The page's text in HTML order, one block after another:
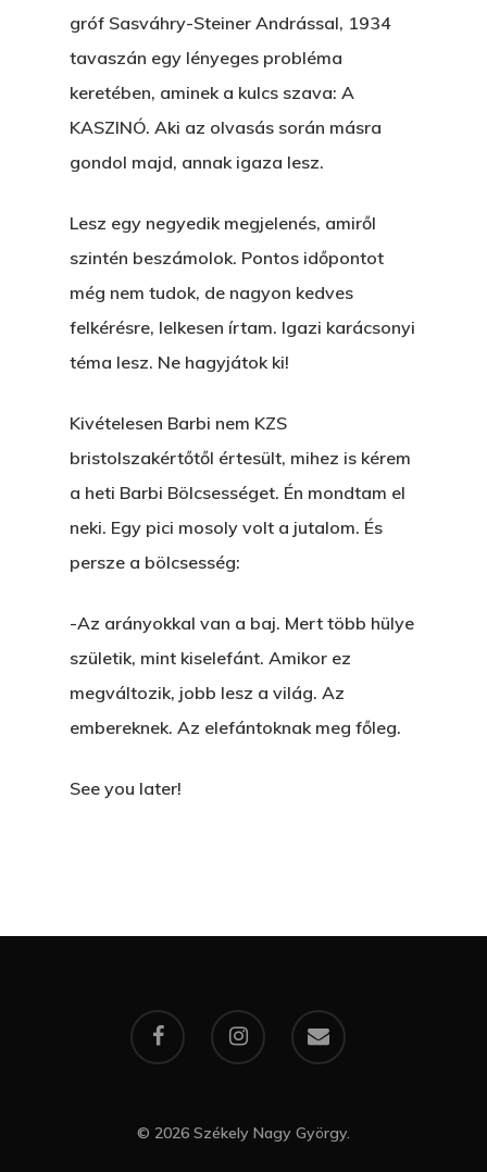
gróf Sasváhry-Steiner Andrással, 1934
tavaszán egy lényeges probléma
keretében, aminek a kulcs szava: A
KASZINÓ. Aki az olvasás során másra
gondol majd, annak igaza lesz.
Lesz egy negyedik megjelenés, amiről
szintén beszámolok. Pontos időpontot
még nem tudok, de nagyon kedves
felkérésre, lelkesen írtam. Igazi karácsonyi
téma lesz. Ne hagyjátok ki!
Kivételesen Barbi nem KZS
bristolszakértőtől értesült, mihez is kérem
a heti Barbi Bölcsességet. Én mondtam el
neki. Egy pici mosoly volt a jutalom. És
persze a bölcsesség:
-Az arányokkal van a baj. Mert több hülye
születik, mint kiselefánt. Amikor ez
megváltozik, jobb lesz a világ. Az
embereknek. Az elefántoknak meg főleg.
See you later!
© 2026 Székely Nagy György.